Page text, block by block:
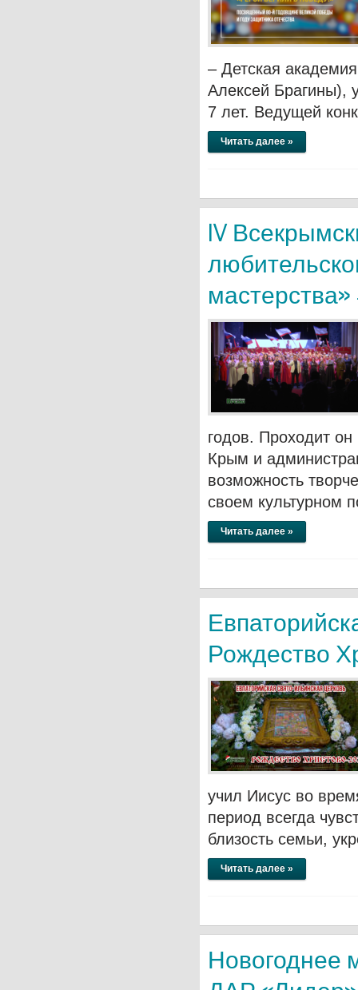
– Детская
Алексей Брагины),
7 лет. Ведущей
Читать далее »
IV
годов. Проходит он
Крым и
возможность
своем культурном
Читать далее »
Рождество
учил Иисус во
период всегда
близость семьи,
Читать далее »
Новогоднее